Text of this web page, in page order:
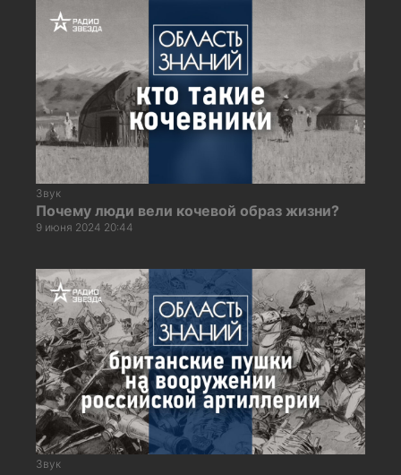
Звук
Почему люди вели кочевой образ жизни?
9 июня 2024 20:44
Звук